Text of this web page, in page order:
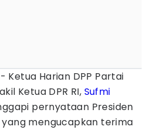
- Ketua Harian DPP Partai
Ketua DPR RI, Sufmi
pernyataan Presiden
yang mengucapkan terima